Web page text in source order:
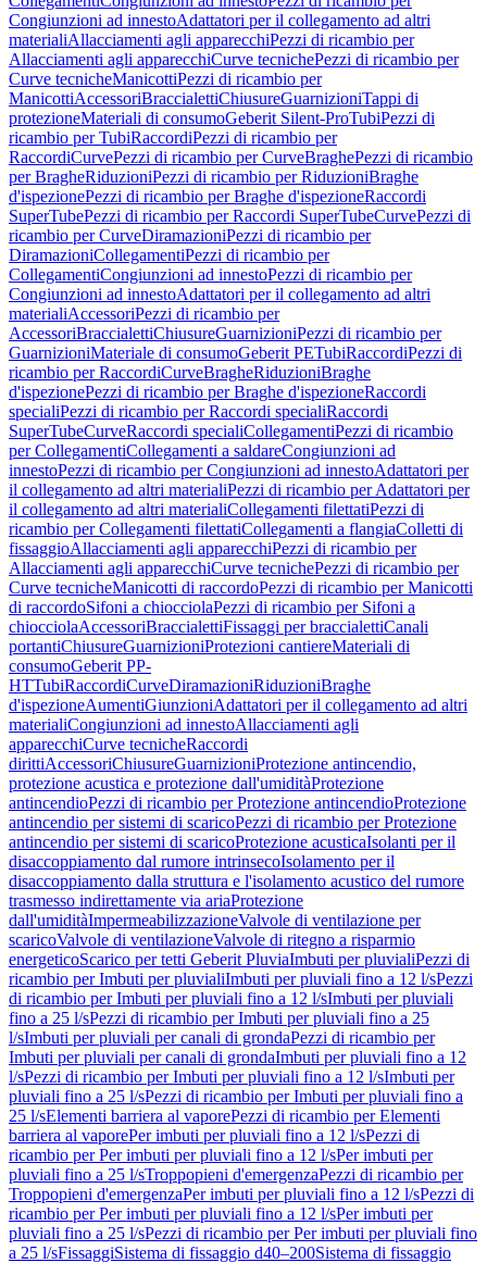
Congiunzioni ad innestoAdattatori per il collegamento ad altri
materialiAllacciamenti agli apparecchiPezzi di ricambio per
Allacciamenti agli apparecchiCurve tecnichePezzi di ricambio per
Curve tecnicheManicottiPezzi di ricambio per
ManicottiAccessoriBraccialettiChiusureGuarnizioniTappi di
protezioneMateriali di consumoGeberit Silent-ProTubiPezzi di
ricambio per TubiRaccordiPezzi di ricambio per
RaccordiCurvePezzi di ricambio per CurveBraghePezzi di ricambio
per BragheRiduzioniPezzi di ricambio per RiduzioniBraghe
d'ispezionePezzi di ricambio per Braghe d'ispezioneRaccordi
SuperTubePezzi di ricambio per Raccordi SuperTubeCurvePezzi di
ricambio per CurveDiramazioniPezzi di ricambio per
DiramazioniCollegamentiPezzi di ricambio per
CollegamentiCongiunzioni ad innestoPezzi di ricambio per
Congiunzioni ad innestoAdattatori per il collegamento ad altri
materialiAccessoriPezzi di ricambio per
AccessoriBraccialettiChiusureGuarnizioniPezzi di ricambio per
GuarnizioniMateriale di consumoGeberit PETubiRaccordiPezzi di
ricambio per RaccordiCurveBragheRiduzioniBraghe
d'ispezionePezzi di ricambio per Braghe d'ispezioneRaccordi
specialiPezzi di ricambio per Raccordi specialiRaccordi
SuperTubeCurveRaccordi specialiCollegamentiPezzi di ricambio
per CollegamentiCollegamenti a saldareCongiunzioni ad
innestoPezzi di ricambio per Congiunzioni ad innestoAdattatori per
il collegamento ad altri materialiPezzi di ricambio per Adattatori per
il collegamento ad altri materialiCollegamenti filettatiPezzi di
ricambio per Collegamenti filettatiCollegamenti a flangiaColletti di
fissaggioAllacciamenti agli apparecchiPezzi di ricambio per
Allacciamenti agli apparecchiCurve tecnichePezzi di ricambio per
Curve tecnicheManicotti di raccordoPezzi di ricambio per Manicotti
di raccordoSifoni a chiocciolaPezzi di ricambio per Sifoni a
chiocciolaAccessoriBraccialettiFissaggi per braccialettiCanali
portantiChiusureGuarnizioniProtezioni cantiereMateriali di
consumoGeberit PP-
HTTubiRaccordiCurveDiramazioniRiduzioniBraghe
d'ispezioneAumentiGiunzioniAdattatori per il collegamento ad altri
materialiCongiunzioni ad innestoAllacciamenti agli
apparecchiCurve tecnicheRaccordi
dirittiAccessoriChiusureGuarnizioniProtezione antincendio,
protezione acustica e protezione dall'umiditàProtezione
antincendioPezzi di ricambio per Protezione antincendioProtezione
antincendio per sistemi di scaricoPezzi di ricambio per Protezione
antincendio per sistemi di scaricoProtezione acusticaIsolanti per il
disaccoppiamento dal rumore intrinsecoIsolamento per il
disaccoppiamento dalla struttura e l'isolamento acustico del rumore
trasmesso indirettamente via ariaProtezione
dall'umiditàImpermeabilizzazioneValvole di ventilazione per
scaricoValvole di ventilazioneValvole di ritegno a risparmio
energeticoScarico per tetti Geberit PluviaImbuti per pluvialiPezzi di
ricambio per Imbuti per pluvialiImbuti per pluviali fino a 12 l/sPezzi
di ricambio per Imbuti per pluviali fino a 12 l/sImbuti per pluviali
fino a 25 l/sPezzi di ricambio per Imbuti per pluviali fino a 25
l/sImbuti per pluviali per canali di grondaPezzi di ricambio per
Imbuti per pluviali per canali di grondaImbuti per pluviali fino a 12
l/sPezzi di ricambio per Imbuti per pluviali fino a 12 l/sImbuti per
pluviali fino a 25 l/sPezzi di ricambio per Imbuti per pluviali fino a
25 l/sElementi barriera al vaporePezzi di ricambio per Elementi
barriera al vaporePer imbuti per pluviali fino a 12 l/sPezzi di
ricambio per Per imbuti per pluviali fino a 12 l/sPer imbuti per
pluviali fino a 25 l/sTroppopieni d'emergenzaPezzi di ricambio per
Troppopieni d'emergenzaPer imbuti per pluviali fino a 12 l/sPezzi di
ricambio per Per imbuti per pluviali fino a 12 l/sPer imbuti per
pluviali fino a 25 l/sPezzi di ricambio per Per imbuti per pluviali fino
a 25 l/sFissaggiSistema di fissaggio d40–200Sistema di fissaggio